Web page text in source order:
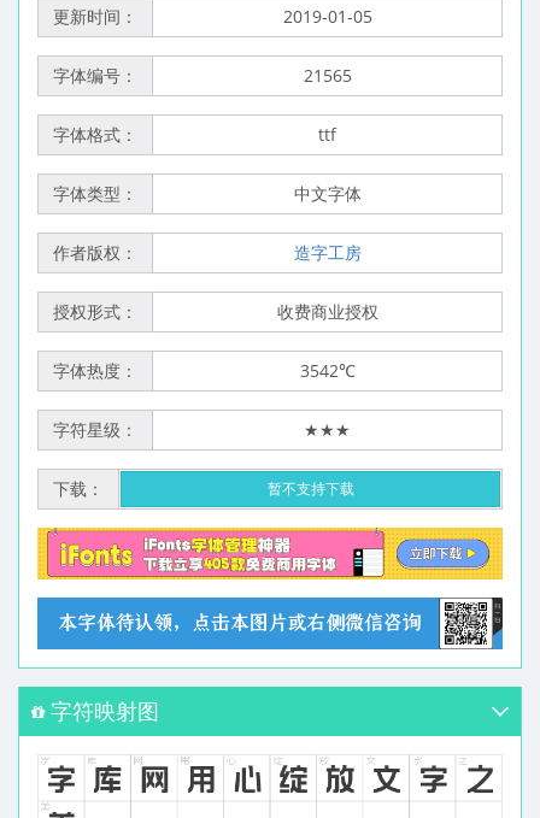
更新时间： 2019-01-05
字体编号： 21565
字体格式： ttf
字体类型： 中文字体
作者版权： 造字工房
授权形式： 收费商业授权
字体热度： 3542℃
字符星级： ★★★
下载： 暂不支持下载
字符映射图